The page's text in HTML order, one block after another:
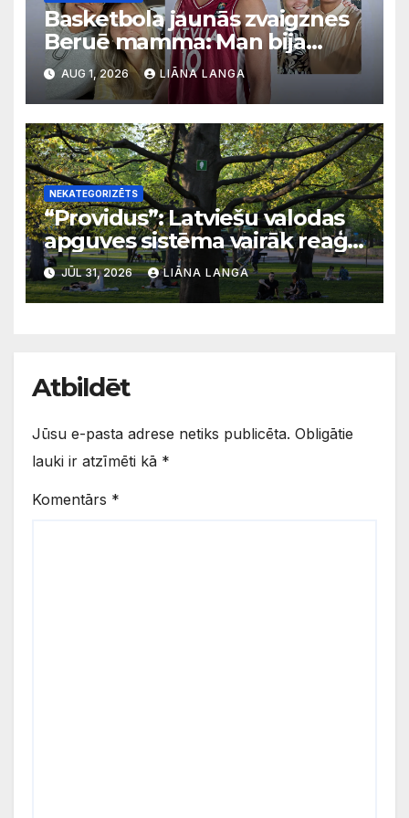
Basketbola jaunās zvaigznes
Beruē mamma: Man bija
svarīgi, lai bērni apgūst
latviešu valodu
AUG 1, 2026 LIĀNA LANGA
NEKATEGORIZĒTS
“Providus”: Latviešu valodas
apguves sistēma vairāk reaģē
uz krīzēm nekā ilgtermiņa
migrācijas tendencēm
JŪL 31, 2026 LIĀNA LANGA
Atbildēt
Jūsu e-pasta adrese netiks publicēta. Obligātie
lauki ir atzīmēti kā *
Komentārs *